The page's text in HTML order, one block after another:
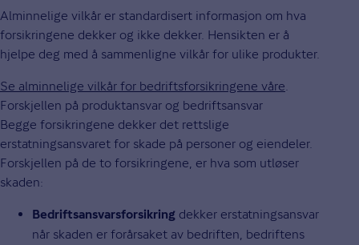
Alminnelige vilkår er standardisert informasjon om hva
forsikringene dekker og ikke dekker. Hensikten er å
hjelpe deg med å sammenligne vilkår for ulike produkter.
Se alminnelige vilkår for bedriftsforsikringene våre.
Forskjellen på produktansvar og bedriftsansvar
Begge forsikringene dekker det rettslige
erstatningsansvaret for skade på personer og eiendeler.
Forskjellen på de to forsikringene, er hva som utløser
skaden:
Bedriftsansvarsforsikring dekker erstatningsansvar
når skaden er forårsaket av bedriften, bedriftens